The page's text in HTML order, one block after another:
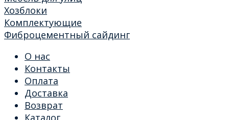
Хозблоки
Комплектующие
Фиброцементный сайдинг
О нас
Контакты
Оплата
Доставка
Возврат
Каталог